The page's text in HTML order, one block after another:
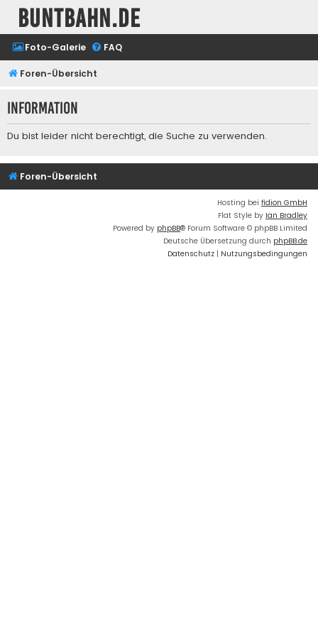
buntbahn.de
Foto-Galerie FAQ
Foren-Übersicht
Information
Du bist leider nicht berechtigt, die Suche zu verwenden.
Foren-Übersicht
Hosting bei fidion GmbH
Flat Style by Ian Bradley
Powered by phpBB® Forum Software © phpBB Limited
Deutsche Übersetzung durch phpBB.de
Datenschutz | Nutzungsbedingungen